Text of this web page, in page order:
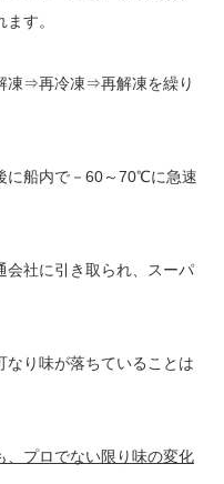
す。
凍⇒再冷凍⇒再解凍を繰り
に船内で－60～70℃に急速
会社に引き取られ、スーパ
なり味が落ちていることは
、プロでない限り味の変化